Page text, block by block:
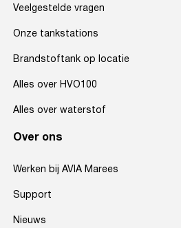
Veelgestelde vragen
Onze tankstations
Brandstoftank op locatie
Alles over HVO100
Alles over waterstof
Over ons
Werken bij AVIA Marees
Support
Nieuws